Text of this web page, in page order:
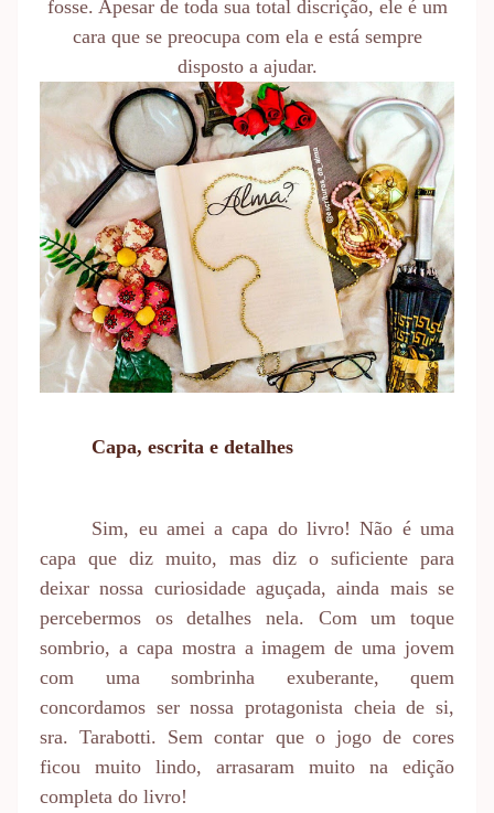
fosse. Apesar de toda sua total discrição, ele é um
cara que se preocupa com ela e está sempre
disposto a ajudar.
Capa, escrita e detalhes
Sim, eu amei a capa do livro! Não é uma
capa que diz muito, mas diz o suficiente para
deixar nossa curiosidade aguçada, ainda mais se
percebermos os detalhes nela. Com um toque
sombrio, a capa mostra a imagem de uma jovem
com uma sombrinha exuberante, quem
concordamos ser nossa protagonista cheia de si,
sra. Tarabotti. Sem contar que o jogo de cores
ficou muito lindo, arrasaram muito na edição
completa do livro!